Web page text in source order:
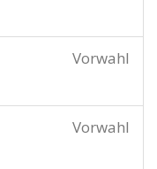
Vorwahl
Vorwahl